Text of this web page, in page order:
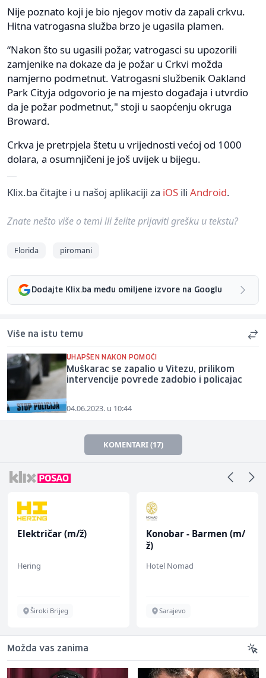
Nije poznato koji je bio njegov motiv da zapali crkvu.
Hitna vatrogasna služba brzo je ugasila plamen.
“Nakon što su ugasili požar, vatrogasci su upozorili
zamjenike na dokaze da je požar u Crkvi možda
namjerno podmetnut. Vatrogasni službenik Oakland
Park Cityja odgovorio je na mjesto događaja i utvrdio
da je požar podmetnut," stoji u saopćenju okruga
Broward.
Crkva je pretrpjela štetu u vrijednosti većoj od 1000
dolara, a osumnjičeni je još uvijek u bijegu.
Klix.ba čitajte i u našoj aplikaciji za iOS ili Android.
Znate nešto više o temi ili želite prijaviti grešku u tekstu?
Florida piromani
Dodajte Klix.ba među omiljene izvore na Googlu
Više na istu temu
UHAPŠEN NAKON POMOĆI
Muškarac se zapalio u Vitezu, prilikom
intervencije povrede zadobio i policajac
04.06.2023. u 10:44
KOMENTARI (17)
Konobar - Barmen (m/
Hotel Nomad
Sarajevo
Konobar (m/ž)
Mesna Industrija Gora
Sarajevo
Možda vas zanima